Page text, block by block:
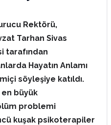
Rektörü,
Tarhan Sivas
tarafından
Hayatın Anlamı
söyleşiye katıldı.
en büyük
problemi
kuşak psikoterapiler